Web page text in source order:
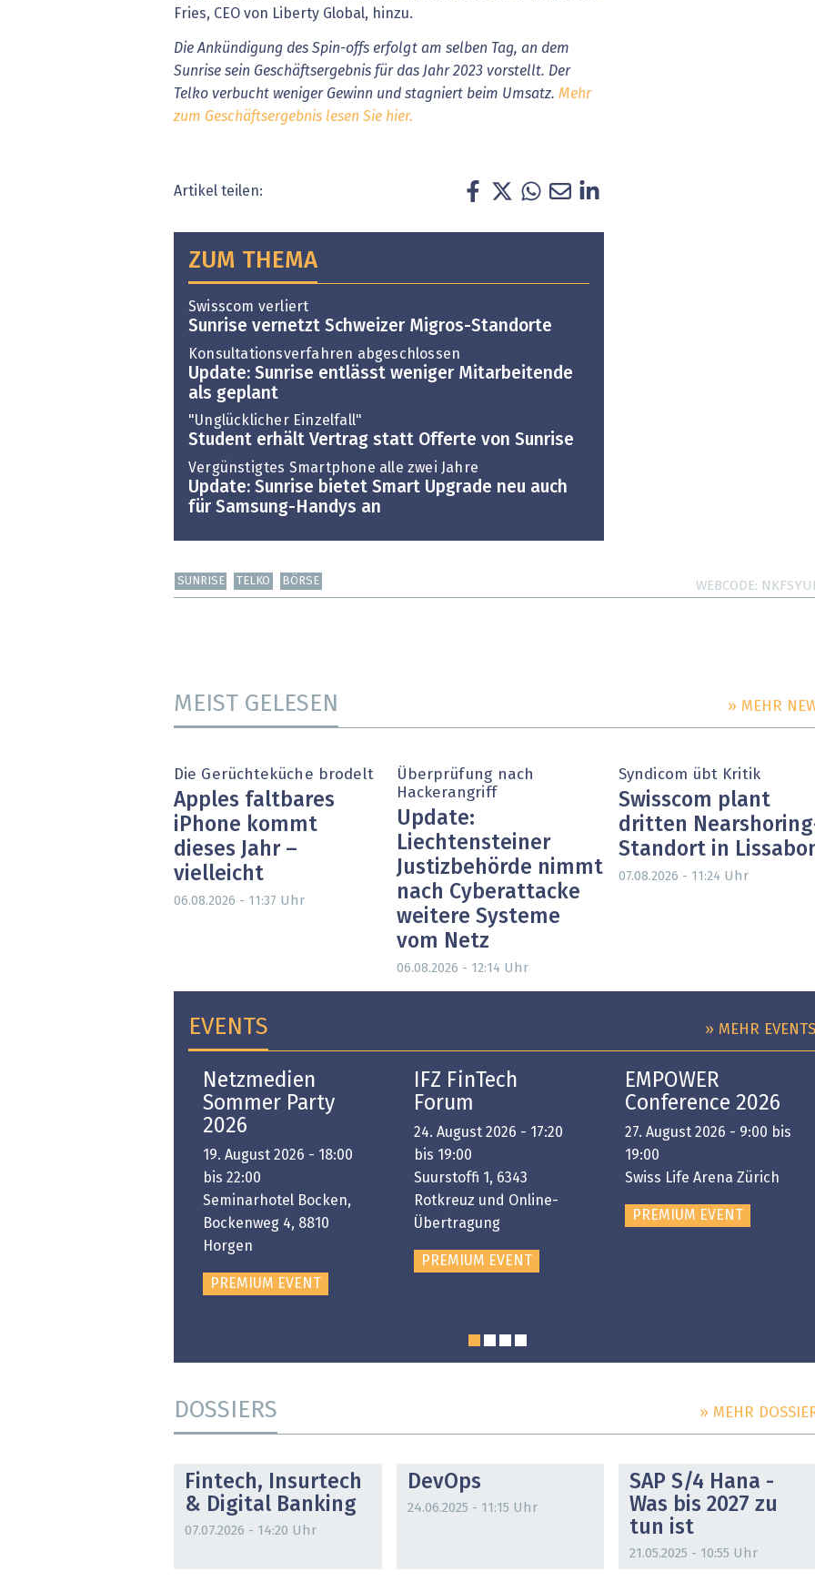
Fries, CEO von Liberty Global, hinzu.
Die Ankündigung des Spin-offs erfolgt am selben Tag, an dem
Sunrise sein Geschäftsergebnis für das Jahr 2023 vorstellt. Der
Telko verbucht weniger Gewinn und stagniert beim Umsatz. Mehr
zum Geschäftsergebnis lesen Sie hier.
Artikel teilen:
ZUM THEMA
Swisscom verliert
Sunrise vernetzt Schweizer Migros-Standorte
Konsultationsverfahren abgeschlossen
Update: Sunrise entlässt weniger Mitarbeitende
als geplant
"Unglücklicher Einzelfall"
Student erhält Vertrag statt Offerte von Sunrise
Vergünstigtes Smartphone alle zwei Jahre
Update: Sunrise bietet Smart Upgrade neu auch
für Samsung-Handys an
SUNRISE TELKO BÖRSE WEBCODE
MEIST GELESEN » MEHR
Die Gerüchteküche brodelt
Apples faltbares
iPhone kommt
dieses Jahr –
vielleicht
06.08.2026 - 11:37 Uhr
Überprüfung nach
Hackerangriff
Update:
Liechtensteiner
Justizbehörde nimmt
nach Cyberattacke
weitere Systeme
vom Netz
06.08.2026 - 12:14 Uhr
Syndicom übt Kritik
Swisscom plant
dritten
Standort in
07.08.2026 - 11:24 Uhr
EVENTS » MEHR EVENTS
Netzmedien
Sommer Party
2026
19. August 2026 - 18:00
bis 22:00
Seminarhotel Bocken,
Bockenweg 4, 8810
Horgen
PREMIUM EVENT
IFZ FinTech
Forum
24. August 2026 - 17:20
bis 19:00
Suurstoffi 1, 6343
Rotkreuz und Online-
Übertragung
PREMIUM EVENT
EMPOWER
Conference 2026
27. August 2026 - 9:00 bis
19:00
Swiss Life Arena Zürich
PREMIUM EVENT
DOSSIERS » MEHR
Fintech, Insurtech
& Digital Banking
07.07.2026 - 14:20 Uhr
DevOps
24.06.2025 - 11:15 Uhr
SAP S/4 Hana -
Was bis 2027 zu
tun ist
21.05.2025 - 10:55 Uhr